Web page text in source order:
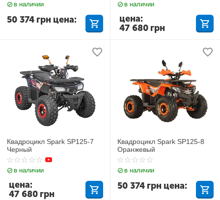
в наличии
50 374 грн цена:
в наличии
47 680 грн
цена:
Квадроцикл Spark SP125-7
Черный
в наличии
47 680 грн
цена:
Квадроцикл Spark SP125-8
Оранжевый
в наличии
50 374 грн цена: